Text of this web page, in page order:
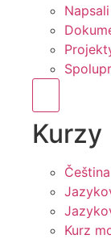
Kurzy
Kurz